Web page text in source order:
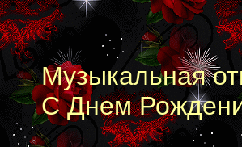
Музыкальная
С Днем